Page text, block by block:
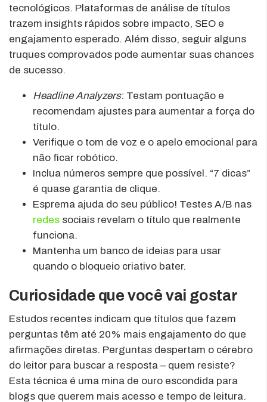
tecnológicos. Plataformas de análise de títulos
trazem insights rápidos sobre impacto, SEO e
engajamento esperado. Além disso, seguir alguns
truques comprovados pode aumentar suas chances
de sucesso.
Headline Analyzers: Testam pontuação e
recomendam ajustes para aumentar a força do
título.
Verifique o tom de voz e o apelo emocional para
não ficar robótico.
Inclua números sempre que possível. “7 dicas”
é quase garantia de clique.
Esprema ajuda do seu público! Testes A/B nas
redes sociais revelam o título que realmente
funciona.
Mantenha um banco de ideias para usar
quando o bloqueio criativo bater.
Curiosidade que você vai gostar
Estudos recentes indicam que títulos que fazem
perguntas têm até 20% mais engajamento do que
afirmações diretas. Perguntas despertam o cérebro
do leitor para buscar a resposta – quem resiste?
Esta técnica é uma mina de ouro escondida para
blogs que querem mais acesso e tempo de leitura.